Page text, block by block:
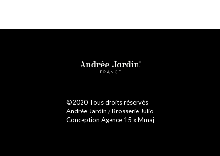
©2020 Tous droits réservés
Andrée Jardin / Brosserie Julio
Conception Agence 15 x Mmaj